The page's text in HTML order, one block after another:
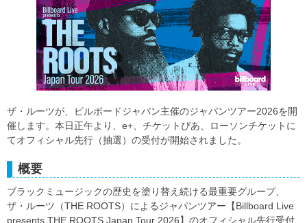
ザ・ルーツが、ビルボードジャパン主催のジャパンツアー2026を開
催します。本日正午より、e+、チケットぴあ、ローソンチケットに
てオフィシャル先行（抽選）の受付が開始されました。
概要
ブラックミュージックの歴史を塗り替え続ける最重要グループ、
ザ・ルーツ（THE ROOTS）によるジャパンツアー【Billboard Live
presents THE ROOTS Japan Tour 2026】のオフィシャル先行受付